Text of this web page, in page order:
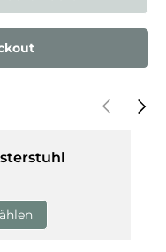
Vorherige